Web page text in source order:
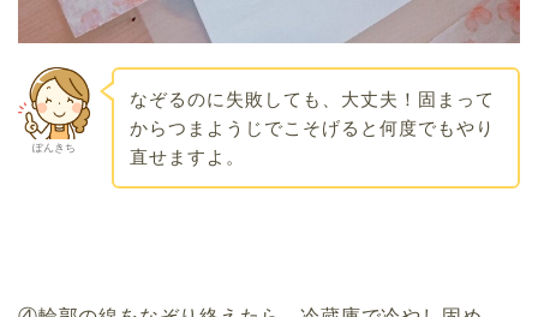
ぽんきち
なぞるのに失敗しても、大丈夫！固まって
からつまようじでこそげると何度でもやり
直せますよ。